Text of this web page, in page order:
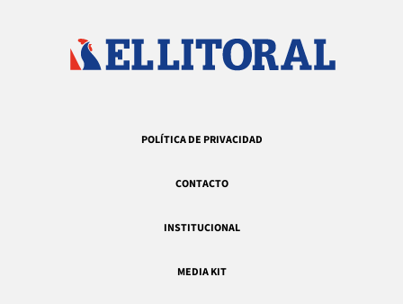
POLÍTICA DE PRIVACIDAD
CONTACTO
INSTITUCIONAL
MEDIA KIT